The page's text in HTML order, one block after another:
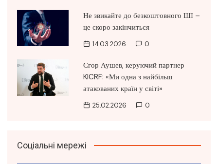
Не звикайте до безкоштовного ШІ –
це скоро закінчиться
14.03.2026 0
Єгор Аушев, керуючий партнер
KICRF: «Ми одна з найбільш
атакованих країн у світі»
25.02.2026 0
Соціальні мережі